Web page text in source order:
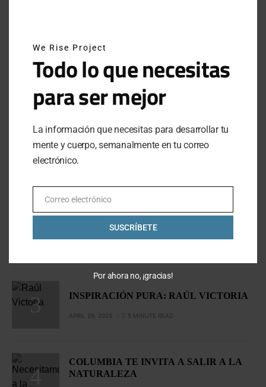
almacenamiento de información enviada por esta forma.
LO MÁS VISTO
MEXICANOS EN ESTOCOLMO: EL
CAMPEONATO MUNDIAL DE HYROX
2026
ATRÉVETE A INTENTARLO: EL
LEGADO DE BREAKING4 DE NIKE
INSPIRACIÓN PURA: RAÚL VICTORIA
APRIL 29, 2025 5 MINUTE READ
COLUMBIA TE INVITA A SALIR A LA
NATURALEZA
We Rise Project
Todo lo que necesitas
para ser mejor
La información que necesitas para desarrollar tu
mente y cuerpo, semanalmente en tu correo
electrónico.
EmailCorreo electrónico
SUSCRÍBETE
Por ahora no, ¡gracias!